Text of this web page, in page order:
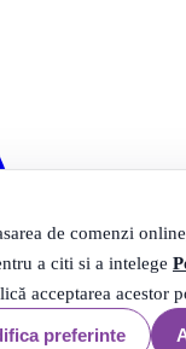
de comenzi
a citi si a intelege
acceptarea acestor
preferinte